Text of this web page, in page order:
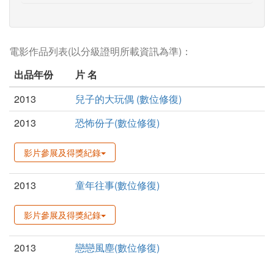
電影作品列表(以分級證明所載資訊為準)：
出品年份
片 名
2013
兒子的大玩偶 (數位修復)
2013
恐怖份子(數位修復)
影片參展及得獎紀錄
2013 童年往事(數位修復)
影片參展及得獎紀錄
2013 戀戀風塵(數位修復)